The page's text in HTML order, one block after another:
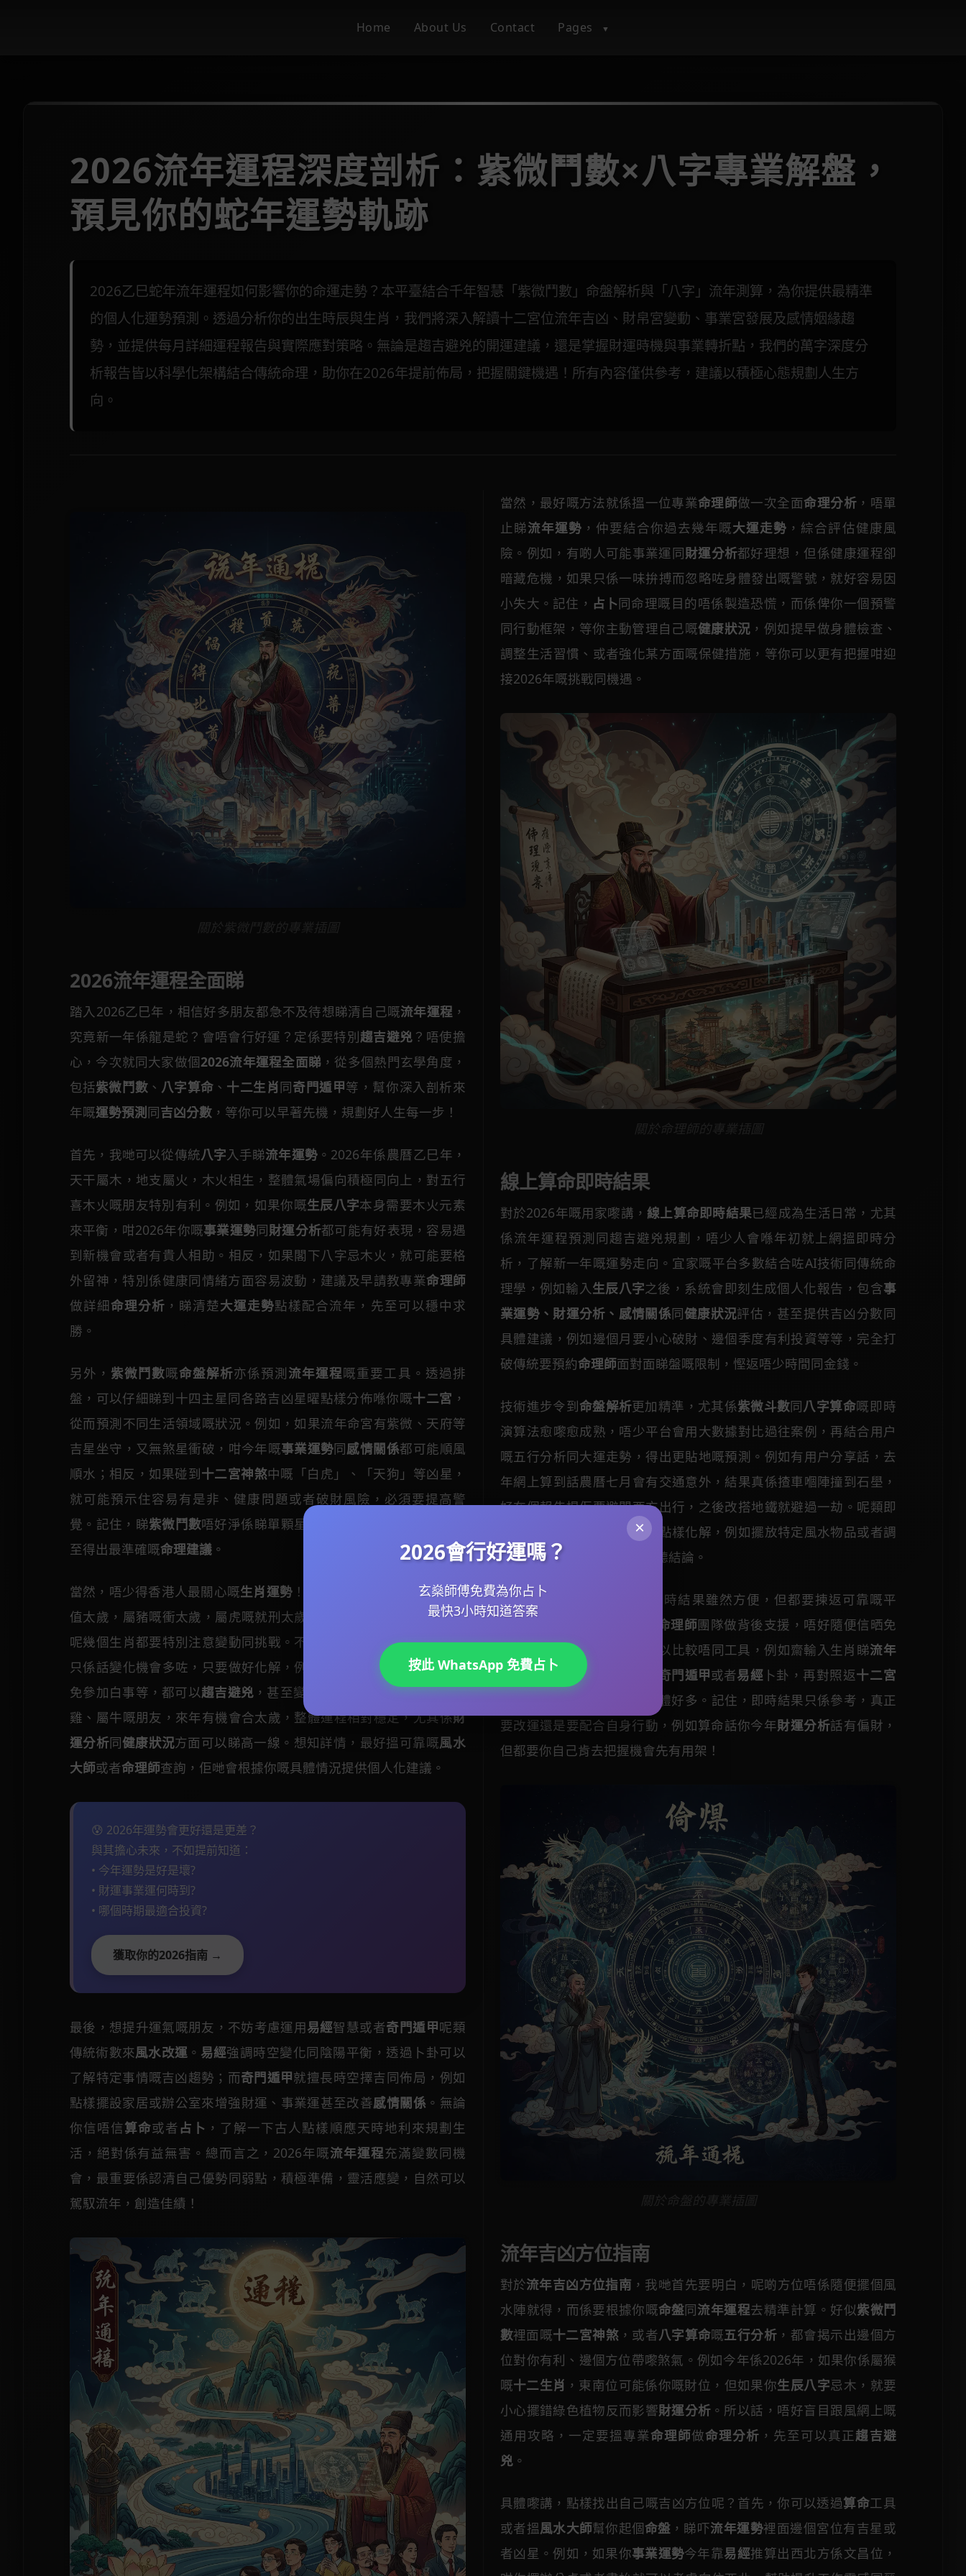
Home About Us Contact Pages ▼
2026流年運程深度剖析：紫微鬥數×八字專業解盤，
預見你的蛇年運勢軌跡
2026乙巳蛇年流年運程如何影響你的命運走勢？本平臺結合千年智慧「紫微鬥數」命盤解析與「八字」流年測算，為你提供最精準
的個人化運勢預測。透過分析你的出生時辰與生肖，我們將深入解讀十二宮位流年吉凶、財帛宮變動、事業宮發展及感情姻緣趨
勢，並提供每月詳細運程報告與實際應對策略。無論是趨吉避兇的開運建議，還是掌握財運時機與事業轉折點，我們的萬字深度分
析報告皆以科學化架構結合傳統命理，助你在2026年提前佈局，把握關鍵機遇！所有內容僅供參考，建議以積極心態規劃人生方
向。
2026流年運程全面睇
踏入2026乙巳年，相信好多朋友都急不及待想睇清自己嘅流年運程 ，
究竟新一年係龍是蛇？會唔會行好運？定係要特別趨吉避兇 ？唔使擔
心，今次就同大家做個2026流年運程全面睇 ，從多個熱門玄學角度，
包括紫微鬥數 、 八字算命 、 十二生肖同奇門遁甲等，幫你深入剖析來
年嘅運勢預測同吉凶分數 ，等你可以早著先機，規劃好人生每一步！
首先，我哋可以從傳統八字入手睇流年運勢 。2026年係農曆乙巳年，
天干屬木，地支屬火，木火相生，整體氣場偏向積極同向上，對五行
喜木火嘅朋友特別有利。例如，如果你嘅生辰八字本身需要木火元素
來平衡，咁2026年你嘅事業運勢同財運分析都可能有好表現，容易遇
到新機會或者有貴人相助。相反，如果閣下八字忌木火，就可能要格
外留神，特別係健康同情緒方面容易波動，建議及早請教專業命理師
做詳細命理分析 ，睇清楚大運走勢點樣配合流年，先至可以穩中求
勝。
另外， 紫微鬥數嘅命盤解析亦係預測流年運程嘅重要工具。透過排
盤，可以仔細睇到十四主星同各路吉凶星曜點樣分佈喺你嘅十二宮 ，
從而預測不同生活領域嘅狀況。例如，如果流年命宮有紫微、天府等
吉星坐守，又無煞星衝破，咁今年嘅事業運勢同感情關係都可能順風
順水；相反，如果碰到十二宮神煞中嘅「白虎」、「天狗」等凶星，
就可能預示住容易有是非、健康問題或者破財風險，必須要提高警
覺。記住，睇紫微鬥數唔好淨係睇單顆星，要成個
至得出最準確嘅命理建議 。
當然，唔少得香港人最關心嘅生肖運勢 ！2026年係蛇年，屬蛇嘅朋友
值太歲，屬豬嘅衝太歲，屬虎嘅就刑太歲，屬猴嘅就破太歲，傳統上
呢幾個生肖都要特別注意變動同挑戰。不過，犯太歲唔代表一定差，
只係話變化機會多咗，只要做好化解，例如拜太歲、著紅色衣物、避
免參加白事等，都可以趨吉避兇 ，甚至變中求貴。而其他生肖例如屬
雞、屬牛嘅朋友，來年有機會合太歲，整體運程相對穩定，尤其係財
運分析同健康狀況方面可以睇高一線。想知詳情，最好搵可靠嘅風水
大師或者命理師查詢，佢哋會根據你嘅具體情況提供個人化建議。
😰 2026年運勢會更好還是更差？
與其擔心未來，不如提前知道：
• 今年運勢是好是壞?
• 財運事業運何時到?
• 哪個時期最適合投資?
獲取你的2026指南 →
最後，想提升運氣嘅朋友，不妨考慮運用易經智慧或者奇門遁甲呢類
傳統術數來風水改運 。 易經強調時空變化同陰陽平衡，透過卜卦可以
了解特定事情嘅吉凶趨勢；而奇門遁甲就擅長時空擇吉同佈局，例如
點樣擺設家居或辦公室來增強財運、事業運甚至改善感情關係 。無論
你信唔信算命或者 占卜 ，了解一下古人點樣順應天時地利來規劃生
活，絕對係有益無害。總而言之，2026年嘅流年運程充滿變數同機
會，最重要係認清自己優勢同弱點，積極準備，靈活應變，自然可以
駕馭流年，創造佳績！
當然，最好嘅方法就係搵一位專業命理師做一次全面命理分析 ，唔單
止睇流年運勢 ，仲要結合你過去幾年嘅大運走勢 ，綜合評估健康風
險。例如，有啲人可能事業運同財運分析都好理想，但係健康運程卻
暗藏危機，如果只係一味拚搏而忽略咗身體發出嘅警號，就好容易因
小失大。記住， 占卜同命理嘅目的唔係製造恐慌，而係俾你一個預警
同行動框架，等你主動管理自己嘅健康狀況 ，例如提早做身體檢查、
調整生活習慣、或者強化某方面嘅保健措施，等你可以更有把握咁迎
接2026年嘅挑戰同機遇。
線上算命即時結果
對於2026年嘅用家嚟講， 線上算命即時結果已經成為生活日常，尤其
係流年運程預測同趨吉避兇規劃，唔少人會喺年初就上網搵即時分
析，了解新一年嘅運勢走向。宜家嘅平台多數結合咗AI技術同傳統命
理學，例如輸入生辰八字之後，系統會即刻生成個人化報告，包含事
業運勢、財運分析、感情關係同健康狀況評估，甚至提供吉凶分數同
具體建議，例如邊個月要小心破財、邊個季度有利投資等等，完全打
破傳統要預約命理師面對面睇盤嘅限制，慳返唔少時間同金錢。
技術進步令到命盤解析更加精準，尤其係紫微斗數同八字算命嘅即時
演算法愈嚟愈成熟，唔少平台會用大數據對比過往案例，再結合用户
嘅五行分析同大運走勢，得出更貼地嘅預測。例如有用户分享話，去
年網上算到話農曆七月會有交通意外，結果真係揸車嗰陣撞到石壆，
好在個報告提佢要避開西方出行，之後改搭地鐵就避過一劫。呢類即
時結果唔止講運程，仲會教點樣化解，例如擺放特定風水物品或者調
整作息時間，真係實用過齋聽結論。
不過都要提提大家，網上即時結果雖然方便，但都要揀返可靠嘅平
命理師團隊做背後支援，唔好隨便信晒免
費網站嘅基本分析。建議可以比較唔同工具，例如齋輸入生肖睇流年
運勢嘅範圍太闊，如果加埋 奇門遁甲或者易經 卜卦，再對照返十二宮
嘅影響，成個預測會立體好多。記住，即時結果只係參考，真正
要改運還是要配合自身行動，例如算命話你今年財運分析話有偏財，
但都要你自己肯去把握機會先有用架！
流年吉凶方位指南
對於流年吉凶方位指南 ，我哋首先要明白，呢啲方位唔係隨便擺個風
水陣就得，而係要根據你嘅命盤同流年運程去精準計算。好似紫微鬥
數裡面嘅十二宮神煞 ，或者八字算命嘅五行分析 ，都會揭示出邊個方
位對你有利、邊個方位帶嚟煞氣。例如今年係2026年，如果你係屬猴
嘅十二生肖 ，東南位可能係你嘅財位，但如果你生辰八字忌木，就要
小心擺錯綠色植物反而影響財運分析 。所以話，唔好盲目跟風網上嘅
通用攻略，一定要搵專業命理師做命理分析 ，先至可以真正趨吉避
兇 。
具體嚟講，點樣找出自己嘅吉凶方位呢？首先，你可以透過算命工具
或者搵風水大師幫你起個命盤 ，睇吓流年運勢裡面邊個宮位有吉星或
者凶星。例如，如果你事業運勢今年靠易經推算出西北方係文昌位，
×
2026會行好運嗎？
玄燊師傅免費為你占卜
最快3小時知道答案
按此 WhatsApp 免費占卜